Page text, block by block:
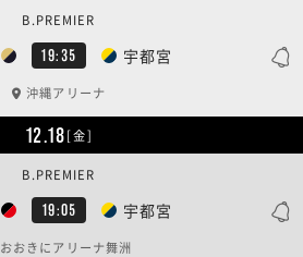
19:35 宇都宮
B.PREMIER
沖縄アリーナ
12.18[金]
19:05 宇都宮
B.PREMIER
おおきにアリーナ舞洲